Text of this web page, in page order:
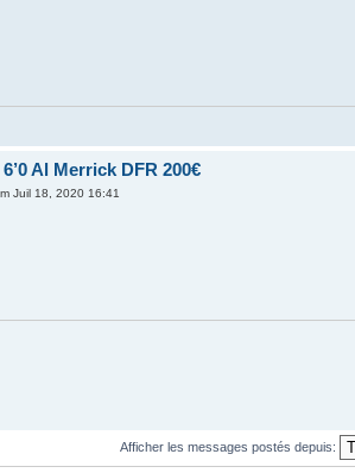
Al Merrick DFR 200€
Juil 18, 2020 16:41
Afficher les messages postés depuis: